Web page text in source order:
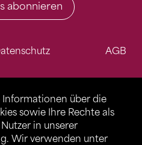
über die
sowie Ihre Rechte als
in unserer
. Wir verwenden unter
abonnieren
AGB